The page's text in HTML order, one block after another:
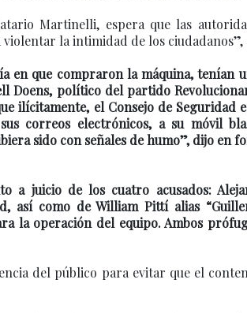
Martinelli, espera que las
la intimidad de los ciudadanos”,
en que compraron la máquina, tenían
Doens, político del partido
ilícitamente, el Consejo de Seguridad
correos electrónicos, a su móvil
sido con señales de humo”, dijo en
a juicio de los cuatro acusados:
así como de William Pittí alias
la operación del equipo. Ambos
del público para evitar que el